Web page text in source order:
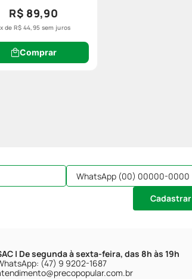
R$ 89,90
x de R$ 44,95 sem juros
Comprar
Cadastrar
| De segunda à sexta-feira, das 8h às 19h
(47) 9 9202-1687